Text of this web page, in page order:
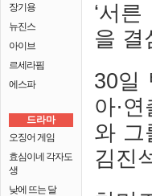
장기용
뉴진스
아이브
르세라핌
에스파
드라마
오징어 게임
효심이네 각자도
생
낮에 뜨는 달
‘서
을 결
30일
아·
와 그
김진